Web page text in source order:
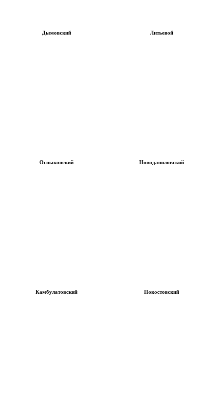
Дымовский Литьевой
Осныковский Новоданиловский
Камбулатовский Покостовский